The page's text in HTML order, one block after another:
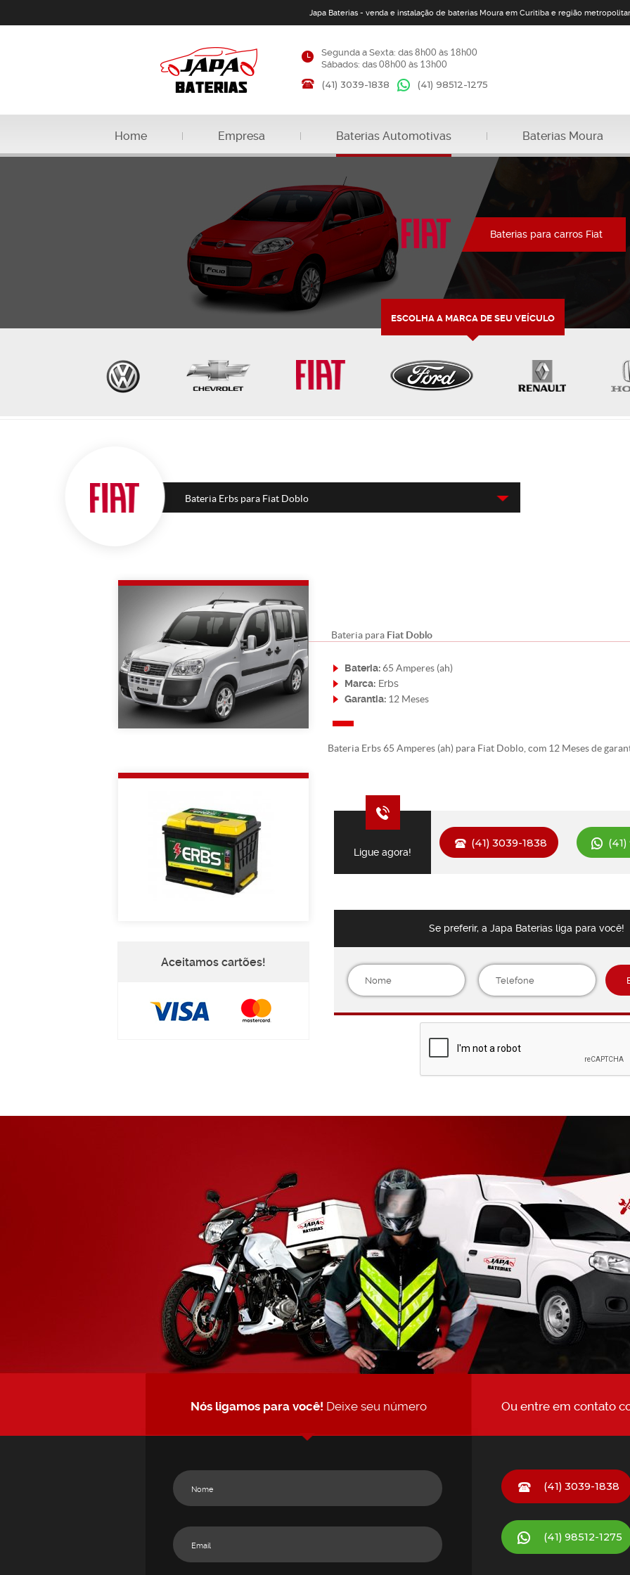
Japa Baterias - venda e instalação de baterias Moura em Curitiba e região
Segunda a Sexta: das 8h00 às 18h00
Sábados: das 08h00 às 13h00
(41) 3039-1838 (41) 98512-1275
Home Empresa Baterias Automotivas Baterias Moura
Baterias para carros Fiat
ESCOLHA A MARCA DE SEU VEÍCULO
Bateria Erbs para Fiat Doblo
Bateria para Fiat Doblo
Bateria:65 Amperes (ah)
Marca: Erbs
Garantia: 12 Meses
Bateria Erbs 65 Amperes (ah) para Fiat Doblo, com 12 Meses de
Aceitamos cartões!
Ligue agora!
(41) 3039-1838 (41)
Se preferir, a Japa Baterias liga para você!
Nós ligamos para você! Deixe seu número Ou entre em contato
(41) 3039-1838
(41) 98512-1275